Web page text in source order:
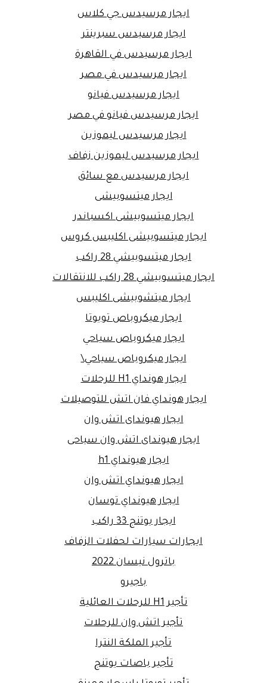
ايجار مرسيدس جي كلاس
ايجار مرسيدس سبرينتر
ايجار مرسيدس في القاهرة
ايجار مرسيدس في مصر
ايجار مرسيدس فيانو
ايجار مرسيدس فيانو في مصر
ايجار مرسيدس ليموزين
ايجار مرسيدس ليموزين زفاف
ايجار مرسيدس مع سائق
ايجار ميتسوبيشى
ايجار ميتسوبيشى اكسباندر
ايجار ميتسوبيشى اكليبس كروس
ايجار ميتسوبيشي 28 راكب
ايجار ميتسوبيشي 28 راكب للانتقالات
ايجار ميتشوبيشى اكليبس
ايجار ميكروباص تويوتا
ايجار ميكروباص سياحي
ايجار ميكروباص سياحي\
ايجار هونداي H1 للرحلات
ايجار هونداي فان اتش للتوصيلات
ايجار هيونداى اتش وان
ايجار هيونداى اتش وان سياحى
ايجار هيونداي h1
ايجار هيونداي اتش وان
ايجار هيونداي توسان
ايجار يوتنج 33 راكب
ايجارات سيارات لحفلات الزفاف
باترول نيسان 2022
باجيرو
تأجير H1 للرحلات العائلية
تأجير اتش وان للرحلات
تأجير الملكة النترا
تأجير باصات يوتنج